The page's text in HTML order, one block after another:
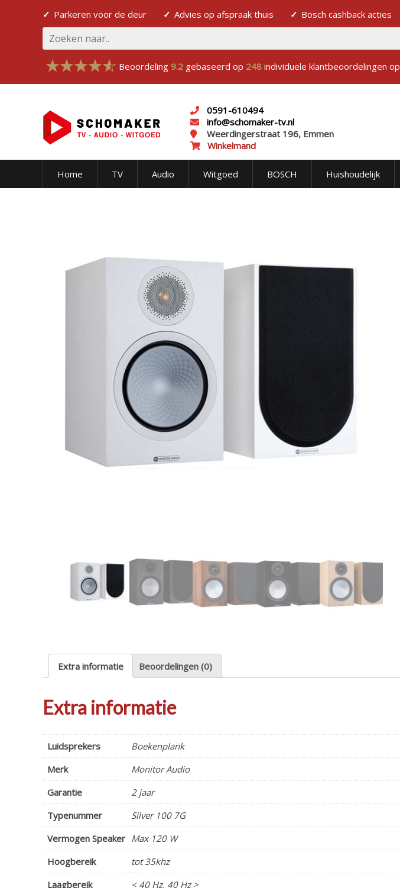
Parkeren voor de deur Advies op afspraak thuis Bosch cashback acties
Beoordeling 9.2 gebaseerd op 248 individuele klantbeoordelingen op
0591-610494
info@schomaker-tv.nl
Weerdingerstraat 196, Emmen
Winkelmand
Home TV Audio Witgoed BOSCH Huishoudelijk
Extra informatie Beoordelingen (0)
Extra informatie
Luidsprekers
Boekenplank
Merk
Monitor Audio
Garantie
2 jaar
Typenummer
Silver 100 7G
Vermogen Speaker Max 120 W
Hoogbereik
tot 35khz
Laagbereik
< 40 Hz, 40 Hz >